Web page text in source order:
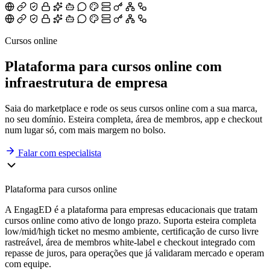
Cursos online
Plataforma para cursos online com
infraestrutura de empresa
Saia do marketplace e rode os seus cursos online com a sua marca,
no seu domínio. Esteira completa, área de membros, app e checkout
num lugar só, com mais margem no bolso.
Falar com especialista
Plataforma para cursos online
A EngagED é a plataforma para empresas educacionais que tratam
cursos online como ativo de longo prazo. Suporta esteira completa
low/mid/high ticket no mesmo ambiente, certificação de curso livre
rastreável, área de membros white-label e checkout integrado com
repasse de juros, para operações que já validaram mercado e operam
com equipe.